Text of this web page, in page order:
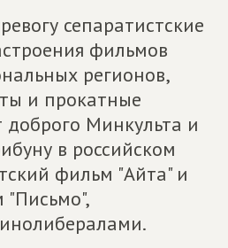
сепаратистские
фильмов
регионов,
и прокатные
доброго Минкульта и
в российском
фильм "Айта" и